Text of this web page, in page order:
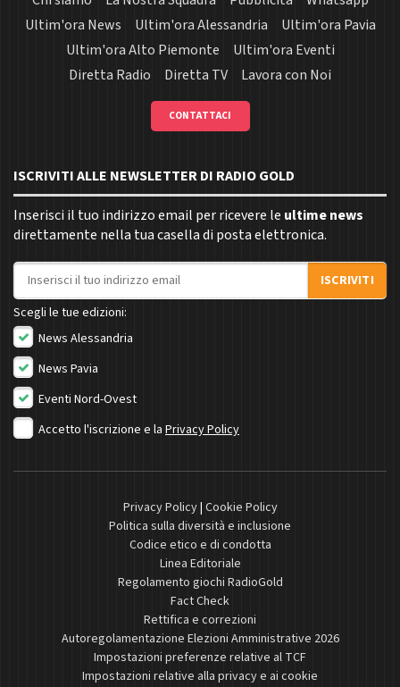
Ultim'ora News
Ultim'ora Alessandria
Ultim'ora Pavia
Ultim'ora Alto Piemonte
Ultim'ora Eventi
Diretta Radio
Diretta TV Lavora con Noi
CONTATTACI
ISCRIVITI ALLE NEWSLETTER DI RADIO GOLD
Inserisci il tuo indirizzo email per ricevere le ultime news
direttamente nella tua casella di posta elettronica.
Indirizzo email
ISCRIVITI
Scegli le tue edizioni:
News Alessandria
News Pavia
Eventi Nord-Ovest
Accetto l'iscrizione e la Privacy Policy
Privacy Policy| Cookie Policy
Politica sulla diversità e inclusione
Codice etico e di condotta
Linea Editoriale
Regolamento giochi RadioGold
Fact Check
Rettifica e correzioni
Autoregolamentazione Elezioni Amministrative 2026
Impostazioni preferenze relative al TCF
Impostazioni relative alla privacy e ai cookie